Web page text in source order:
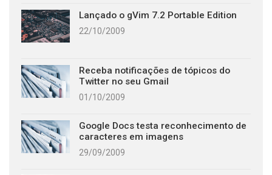
Lançado o gVim 7.2 Portable Edition
22/10/2009
Receba notificações de tópicos do
Twitter no seu Gmail
01/10/2009
Google Docs testa reconhecimento de
caracteres em imagens
29/09/2009